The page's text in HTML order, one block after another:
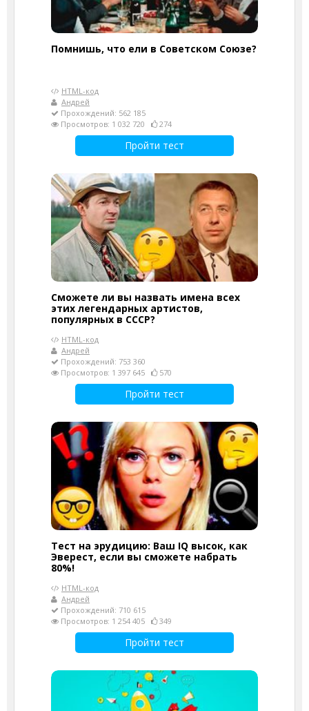
Помнишь, что ели в Советском Союзе?
HTML-код
Андрей
Прохождений: 562 185
Просмотров: 1 032 720
274
Пройти тест
Сможете ли вы назвать имена всех
этих легендарных артистов,
популярных в СССР?
HTML-код
Андрей
Прохождений: 753 360
Просмотров: 1 397 645
570
Пройти тест
Тест на эрудицию: Ваш IQ высок, как
Эверест, если вы сможете набрать
80%!
HTML-код
Андрей
Прохождений: 710 615
Просмотров: 1 254 405
349
Пройти тест